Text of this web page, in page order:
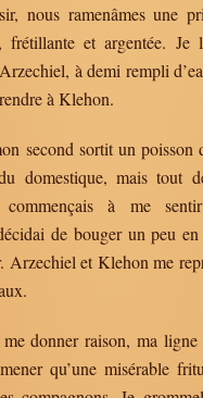
nous ramenâmes une
frétillante et argentée. Je
à demi rempli
à Klehon.
second sortit un poisson
domestique, mais tout
commençais à me
de bouger un peu en
Arzechiel et Klehon me
donner raison, ma ligne
qu’une misérable